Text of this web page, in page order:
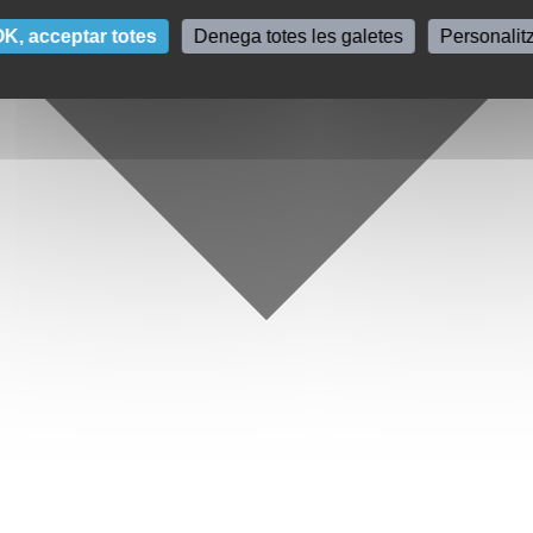
acceptar totes Denega totes les galetes